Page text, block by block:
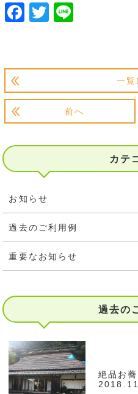
Facebook
Twitter
一覧
前へ
カテ
お知らせ
過去のご利用例
重要なお知らせ
過去の
絶品お